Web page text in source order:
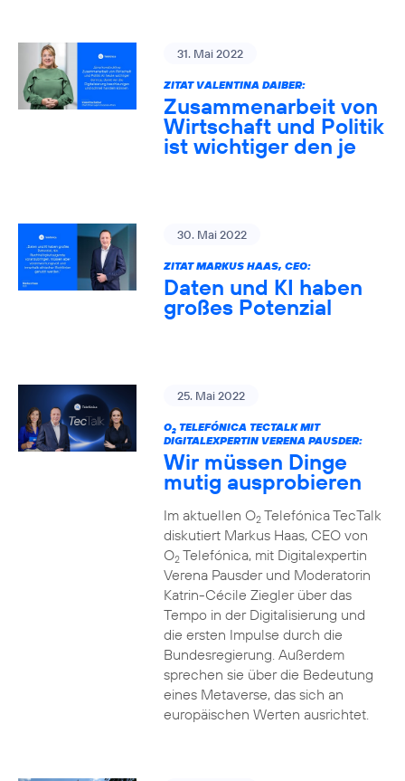
31. Mai 2022
ZITAT VALENTINA DAIBER:
Zusammenarbeit von
Wirtschaft und Politik
ist wichtiger den je
30. Mai 2022
ZITAT MARKUS HAAS, CEO:
Daten und KI haben
großes Potenzial
25. Mai 2022
O2TELEFÓNICA TECTALK MIT
DIGITALEXPERTIN VERENA PAUSDER:
Wir müssen Dinge
mutig ausprobieren
Im aktuellen O2Telefónica TecTalk
diskutiert Markus Haas, CEO von
O2Telefónica, mit Digitalexpertin
Verena Pausder und Moderatorin
Katrin-Cécile Ziegler über das
Tempo in der Digitalisierung und
die ersten Impulse durch die
Bundesregierung. Außerdem
sprechen sie über die Bedeutung
eines Metaverse, das sich an
europäischen Werten ausrichtet.